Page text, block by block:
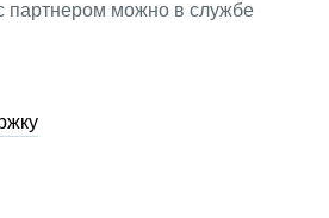
партнером можно в службе